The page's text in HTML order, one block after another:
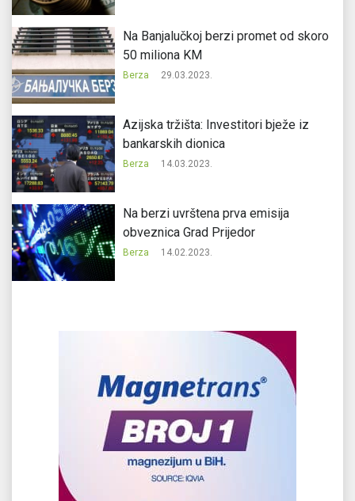
Na Banjalučkoj berzi promet od skoro
50 miliona KM
Berza 29.03.2023.
Azijska tržišta: Investitori bježe iz
bankarskih dionica
Berza 14.03.2023.
Na berzi uvrštena prva emisija
obveznica Grad Prijedor
Berza 14.02.2023.